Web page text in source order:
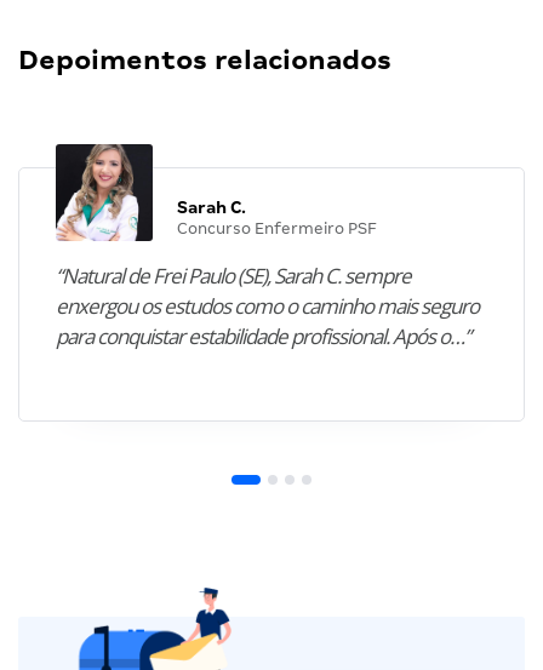
Depoimentos relacionados
Sarah C.
Concurso Enfermeiro PSF
“Natural de Frei Paulo (SE), Sarah C. sempre
enxergou os estudos como o caminho mais seguro
para conquistar estabilidade profissional. Após o…”